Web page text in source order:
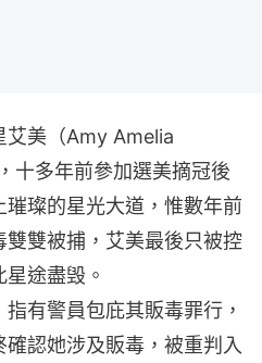
艾美（Amy Amelia
十多年前參加選美摘冠後
璨的星光大道，惟數年前
雙被捕，艾美最後只被控
途盡毁。
有警員包庇其販毒罪行，
認她涉及販毒，被重判入